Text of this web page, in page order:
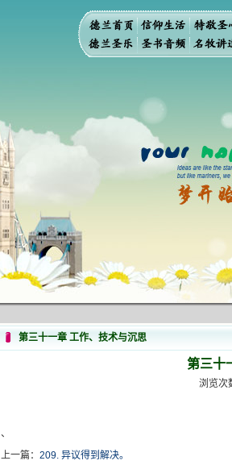
第三十一章 工作、技术与沉思
第三十
浏览次
、
上一篇： 209. 异议得到解决。